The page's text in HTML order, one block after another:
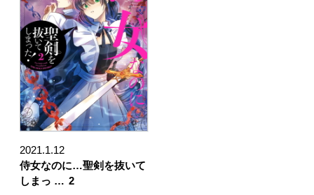
2021.1.12
侍女なのに…聖剣を抜いて
しまっ … 2